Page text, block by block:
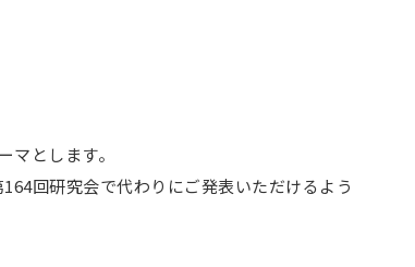
とします。
回研究会で代わりにご発表いただけるよう